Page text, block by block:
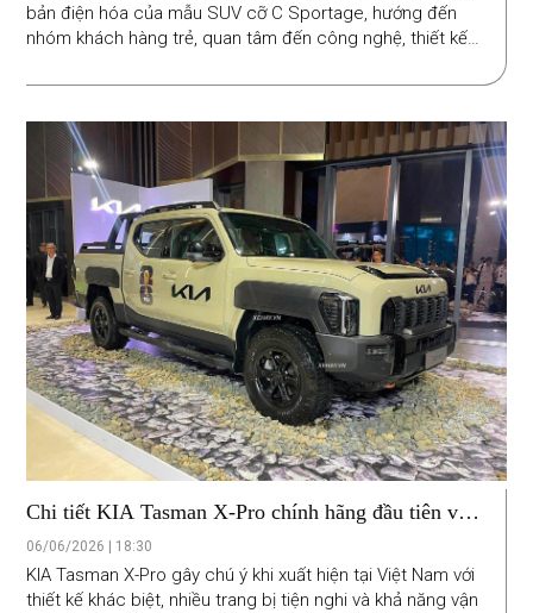
bản điện hóa của mẫu SUV cỡ C Sportage, hướng đến
nhóm khách hàng trẻ, quan tâm đến công nghệ, thiết kế
Chi tiết KIA Tasman X-Pro chính hãng đầu tiên về
Việt Nam
06/06/2026 | 18:30
KIA Tasman X-Pro gây chú ý khi xuất hiện tại Việt Nam với
thiết kế khác biệt, nhiều trang bị tiện nghi và khả năng vận